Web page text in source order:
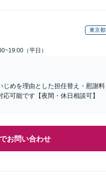
東京都
（平日）
じめを理由とした担任替え・慰謝料
可能です【夜間・休日相談可】
お問い合わせ